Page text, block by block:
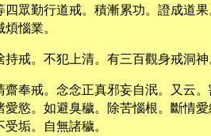
眾勤行道戒。積漸累功。證成道
惱業。
戒。不犯上清。有三百觀身戒洞
奉戒。念念正真邪妄自泯。又云
慾。如避臭穢。除苦惱根。斷情
垢。自無諸穢。